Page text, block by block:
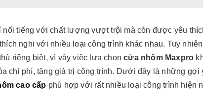
nổi tiếng với chất lượng vượt trội mà còn được yêu
nghi với nhiều loại công trình khác nhau. Tuy
riêng biệt, vì vậy việc lựa chọncửa nhôm Maxpro
chi phí, tăng giá trị công trình. Dưới đây là những gợi
cao cấp phù hợp với rất nhiều loại công trình hiện